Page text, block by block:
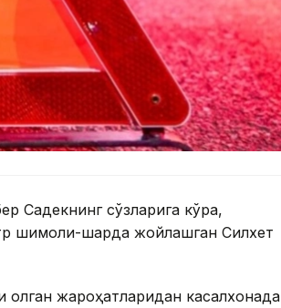
Садекнинг сўзларига кўра,
шимоли-шарқда жойлашган Силхет
жароҳатларидан касалхонада